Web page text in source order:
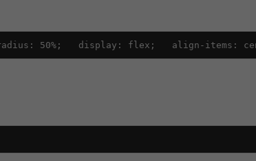
50%;   display: flex;   align-items: